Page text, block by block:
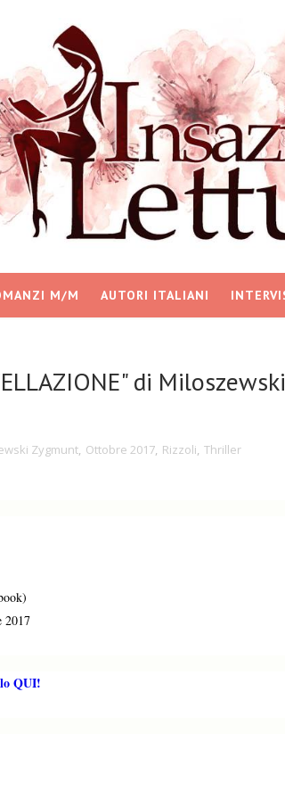
M/M AUTORI ITALIANI
di Miloszewski
Zygmunt, Ottobre 2017, Rizzoli, Thriller
2017
QUI!